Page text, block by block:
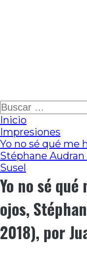
Ir
al
contenido
Buscar:
Inicio
Impresiones
Yo no sé qué me
Stéphane Audran
Susel
Yo no sé
ojos,
2018), por